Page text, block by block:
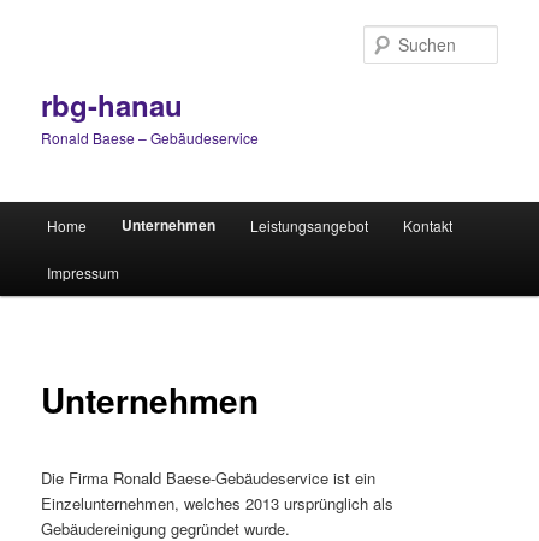
rbg-hanau
Ronald Baese – Gebäudeservice
Home Unternehmen Leistungsangebot Kontakt
Impressum
Unternehmen
Die Firma Ronald Baese-Gebäudeservice ist ein
Einzelunternehmen, welches 2013 ursprünglich als
Gebäudereinigung gegründet wurde.